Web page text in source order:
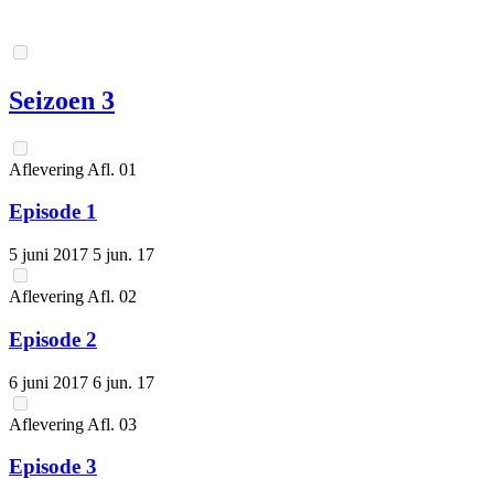
Seizoen 3
Aflevering Afl. 01
Episode 1
5 juni 2017 5 jun. 17
Aflevering Afl. 02
Episode 2
6 juni 2017 6 jun. 17
Aflevering Afl. 03
Episode 3